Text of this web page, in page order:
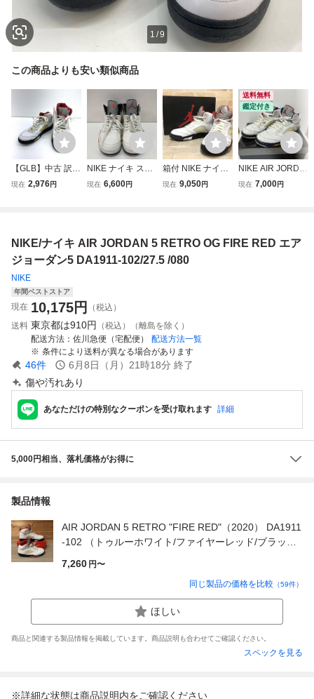
1 /9
この商品よりも安い類似商品
【GLB】中古 訳あ
り Air Jordan 5 Re
6027-100 サイズ2
7.5cm：
現在 2,976円
NIKE ナイキ スニ
ーカー Air Jordan
現在 6,600円
箱付 NIKE ナイキ
Air Jordan 5 Retro
現在 9,050円
送料無料
鑑定付き
NIKE AIR JORDA
N 5 RETRO エア
現在 7,000円
NIKE/ナイキ AIR JORDAN 5 RETRO OG FIRE RED エア
ジョーダン5 DA1911-102/27.5 /080
NIKE
年間ベストストア
現在 10,175円
（税込）
送料 東京都は910円
（税込）（離島を除く）
配送方法
佐川急便（宅配便）
配送方法一覧
条件により送料が異なる場合があります
46件 6月8日（月）21時18分 終了
傷や汚れあり
あなただけの特別なクーポンを受け取れます 詳細
5,000円相当、落札価格がお得に
製品情報
AIR JORDAN 5 RETRO "FIRE RED"（2020） DA1911
-102 （トゥルーホワイト/ファイヤーレッド/ブラック/
7,260 円〜
同じ製品の価格を比較 （59件）
ほしい
商品と関連する製品情報を掲載しています。商品説明も合わせてご確認ください。
スペックを見る
※詳細な状態は商品説明内をご確認ください